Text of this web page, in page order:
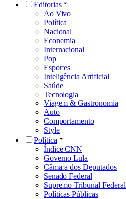
Editorias
Ao Vivo
Política
Nacional
Economia
Internacional
Pop
Esportes
Inteligência Artificial
Saúde
Tecnologia
Viagem & Gastronomia
Auto
Comportamento
Style
Política
Índice CNN
Governo Lula
Câmara dos Deputados
Senado Federal
Supremo Tribunal Federal
Políticas Públicas